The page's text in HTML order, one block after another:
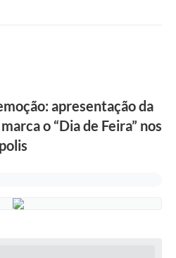
apresentação da
o “Dia de Feira” nos